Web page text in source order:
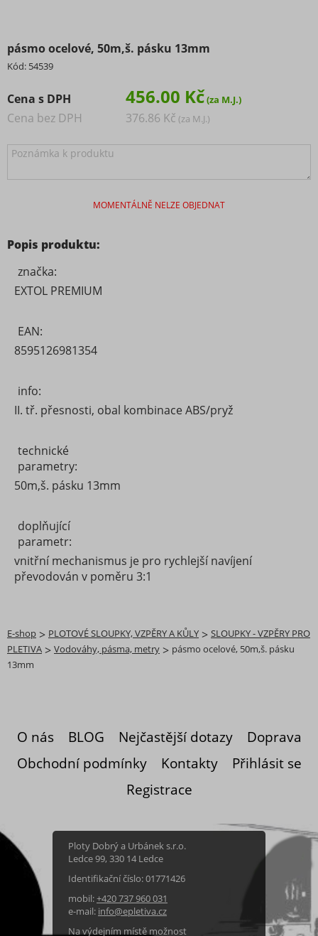
pásmo ocelové, 50m,š. pásku 13mm
Kód: 54539
Cena s DPH 456.00 Kč
Cena bez DPH 376.86 Kč
MOMENTÁLNĚ NELZE OBJEDNAT
Popis produktu:
značka:
EXTOL PREMIUM
EAN:
8595126981354
info:
II. tř. přesnosti, obal kombinace ABS/pryž
technické
parametry:
50m,š. pásku 13mm
doplňující
parametr:
vnitřní mechanismus je pro rychlejší navíjení
převodován v poměru 3:1
E-shop > PLOTOVÉ SLOUPKY, VZPĚRY A KŮLY > SLOUPKY - VZPĚRY PRO
PLETIVA > Vodováhy, pásma, metry > pásmo ocelové, 50m,š. pásku
13mm
O nás BLOG Nejčastější dotazy
Doprava
Obchodní podmínky
Kontakty
Přihlásit se
Registrace
Ploty Dobrý a Urbánek s.r.o.
Ledce 99, 330 14 Ledce
Identifikační číslo: 01771426
mobil:+420 737 960 031
e-mail: info@epletiva.cz
Na výdejním místě možnost